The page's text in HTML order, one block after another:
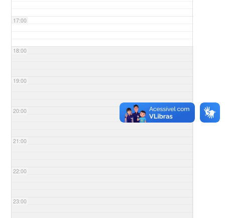
17:00
18:00
19:00
20:00
21:00
22:00
23:00